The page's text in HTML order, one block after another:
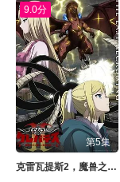
9.0分
第5集
克雷瓦提斯2，魔兽之王与虚伪的勇者传承